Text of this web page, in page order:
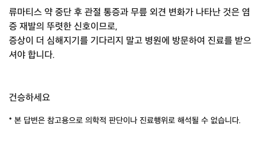
류마티스 약 중단 후 관절 통증과 무릎 외견 변화가 나타난 것은 염
증 재발의 뚜렷한 신호이므로,
증상이 더 심해지기를 기다리지 말고 병원에 방문하여 진료를 받으
셔야 합니다.
건승하세요
* 본 답변은 참고용으로 의학적 판단이나 진료행위로 해석될 수 없습니다.